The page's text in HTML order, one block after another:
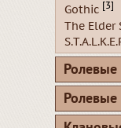
Gothic [3]
The Elder
Ролевые